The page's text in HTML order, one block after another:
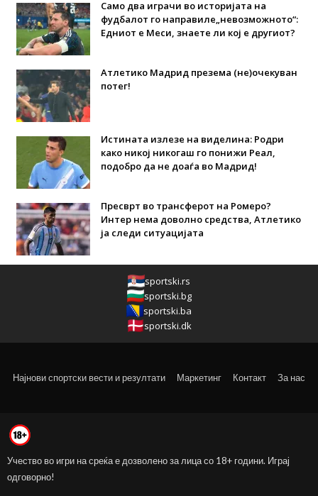
Само два играчи во историјата на
фудбалот го направиле„невозможното“:
Едниот е Меси, знаете ли кој е другиот?
Атлетико Мадрид презема (не)очекуван
потег!
Истината излезе на виделина: Родри
како никој никогаш го понижи Реал,
подобро да не доаѓа во Мадрид!
Пресврт во трансферот на Ромеро?
Интер нема доволно средства, Атлетико
ја следи ситуацијата
sportski.rs
sportski.bg
sportski.ba
sportski.dk
Најнови спортски вести и резултати Маркетинг Контакт За нас
Учество во игри на среќа е дозволено за лица со 18+ години. Играј
одговорно!